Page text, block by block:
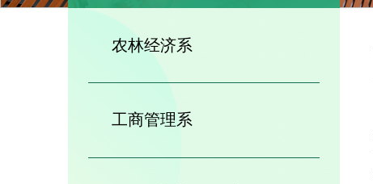
农林经济系
工商管理系